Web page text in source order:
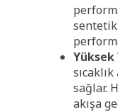
sağlar.
akışa